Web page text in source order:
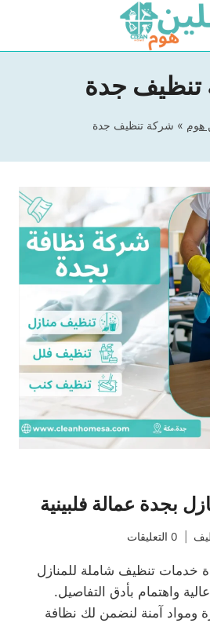
جدة
هوم » شركة تنظيف جدة
بجدة عمالة فلبينية
0 التعليقات
خدمات تنظيف شاملة للمنازل
واهتمام بأدق التفاصيل.
ومواد آمنة لنضمن لك نظافة